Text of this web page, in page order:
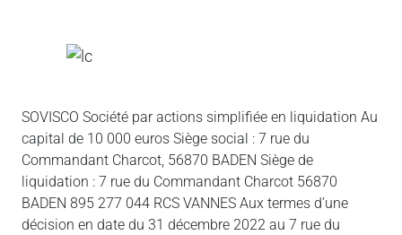
SOVISCO Société par actions simplifiée en liquidation Au
capital de 10 000 euros Siège social : 7 rue du
Commandant Charcot, 56870 BADEN Siège de
liquidation : 7 rue du Commandant Charcot 56870
BADEN 895 277 044 RCS VANNES Aux termes d’une
décision en date du 31 décembre 2022 au 7 rue du